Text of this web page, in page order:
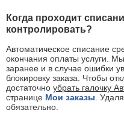
Когда проходит
контролировать?
Автоматическое списание
окончания оплаты услуги.
заранее и в случае ошибки
блокировку заказа. Чтобы
достаточно убрать галочку
странице Мои заказы .
обязательно.